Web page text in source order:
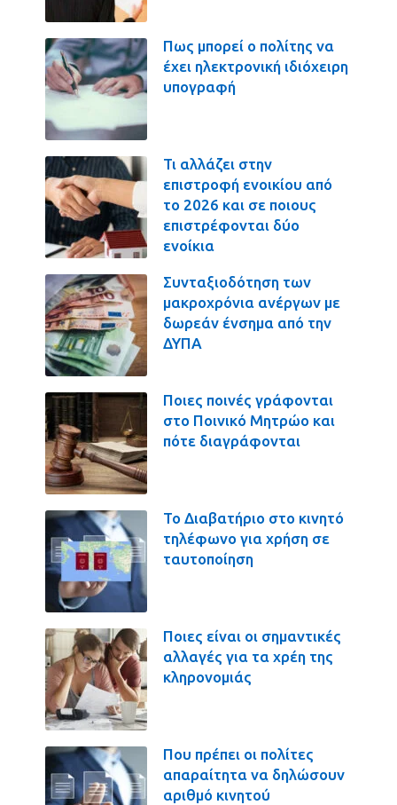
Πως μπορεί ο πολίτης να
έχει ηλεκτρονική ιδιόχειρη
υπογραφή
Τι αλλάζει στην
επιστροφή ενοικίου από
το 2026 και σε ποιους
επιστρέφονται δύο
ενοίκια
Συνταξιοδότηση των
μακροχρόνια ανέργων με
δωρεάν ένσημα από την
ΔΥΠΑ
Ποιες ποινές γράφονται
στο Ποινικό Μητρώο και
πότε διαγράφονται
Το Διαβατήριο στο κινητό
τηλέφωνο για χρήση σε
ταυτοποίηση
Ποιες είναι οι σημαντικές
αλλαγές για τα χρέη της
κληρονομιάς
Που πρέπει οι πολίτες
απαραίτητα να δηλώσουν
αριθμό κινητού